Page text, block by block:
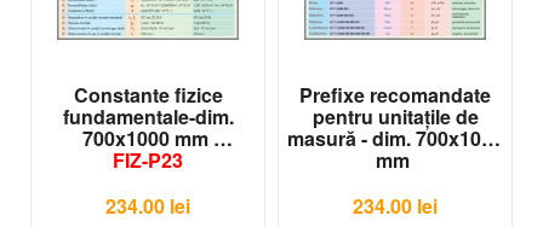
Constante fizice
fundamentale-dim.
700x1000 mm
FIZ-P23
234.00 lei
Prefixe recomandate
pentru unitaţile de
masură - dim. 700x1000
mm
234.00 lei